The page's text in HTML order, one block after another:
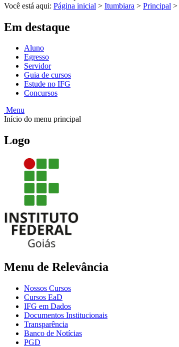
Você está aqui: Página inicial > Itumbiara > Principal >
Em destaque
Aluno
Egresso
Servidor
Guia de cursos
Estude no IFG
Concursos
Menu
Início do menu principal
Logo
Menu de Relevância
Nossos Cursos
Cursos EaD
IFG em Dados
Documentos Institucionais
Transparência
Banco de Notícias
PGD